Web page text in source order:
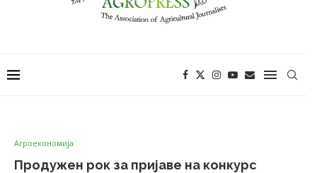
Агроекономија
Продужен рок за пријаве на конкурс